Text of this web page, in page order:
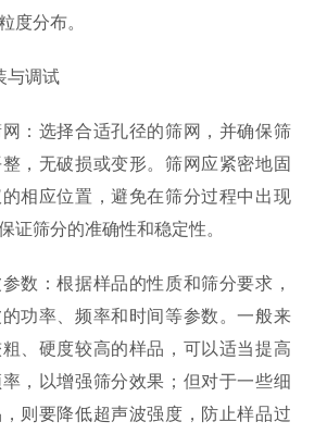
度分布。
调试
选择合适孔径的筛网，并确保筛
，无破损或变形。筛网应紧密地固
相应位置，避免在筛分过程中出现
证筛分的准确性和稳定性。
：根据样品的性质和筛分要求，
功率、频率和时间等参数。一般来
、硬度较高的样品，可以适当提高
，以增强筛分效果；但对于一些细
则要降低超声波强度，防止样品过